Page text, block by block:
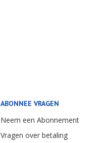
ABONNEE VRAGEN
Neem een Abonnement
Vragen over betaling